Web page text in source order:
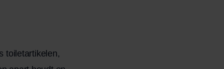
toiletartikelen,